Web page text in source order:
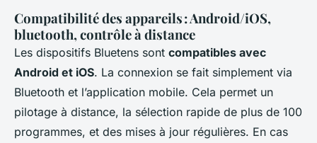
Compatibilité des appareils : Android/iOS,
bluetooth, contrôle à distance
Les dispositifs Bluetens sont compatibles avec
Android et iOS. La connexion se fait simplement via
Bluetooth et l’application mobile. Cela permet un
pilotage à distance, la sélection rapide de plus de 100
programmes, et des mises à jour régulières. En cas